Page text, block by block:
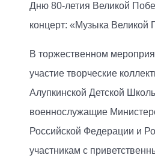
Дню 80-летия Великой
концерт: «Музыка Великой
В торжественном
участие творческие
Алупкинской Детской
военнослужащие
Российской Федерации и
участникам с